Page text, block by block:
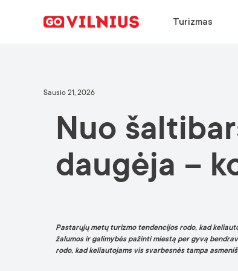
Turizmas
ATRASTI
Kodėl Vilnius?
Renginiai
Europos žalioji sostinė
Maistas ir gėrimai
VERSLO STEIGIMAS
Kodėl Vilnius?
Pagrindiniai sektoriai
Sėkmės istorijos
PASIRINKTI
Kodėl Vilnius?
Dirbti Vilniuje
Studijos Vilniuje
Sėkmės istorijos
ATRASKITE
Konferencijų kalendorius
Atvykimo gidas
Naujienos
Sausio 21, 2026
Nuo
daugėja –
Pastarųjų metų turizmo tendencijos rodo, kad
žalumos ir galimybės pažinti miestą per gyvą
rodo, kad keliautojams vis svarbesnės tampa